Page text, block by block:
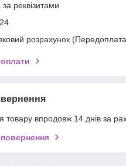
реквізитами
розрахунок
товару впродовж 14 днів за